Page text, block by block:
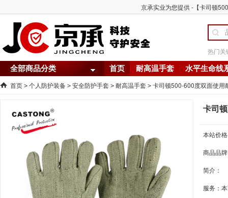
京承实业为您提供 -【卡司顿
热门关
全部商品分类 首页 耐高温手套 水平生命线
首页 > 个人防护装备 > 安全防护手套 > 耐高温手套 > 卡司顿500-600度双面使用
卡司
本站价
商品品
简介：
服务：